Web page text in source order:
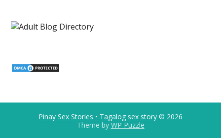
Pinay Sex Stories • Tagalog sex story © 2026
Theme by WP Puzzle